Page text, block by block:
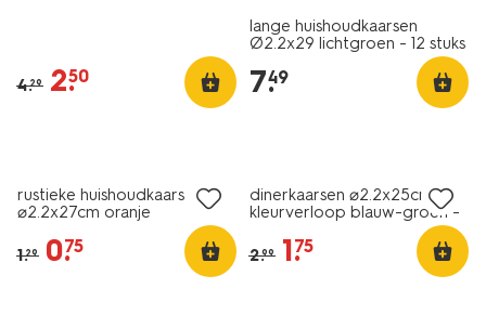
4.29 2.
50
lange huishoudkaarsen
Ø2.2x29 lichtgroen - 12 stuks
7.
49
rustieke huishoudkaars
⌀2.2x27cm oranje
1.29 0.
75
dinerkaarsen ⌀2.2x25cm
kleurverloop blauw-groen -
2.99 1.
75